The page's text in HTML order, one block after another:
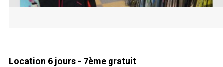
Location 6 jours - 7ème gratuit